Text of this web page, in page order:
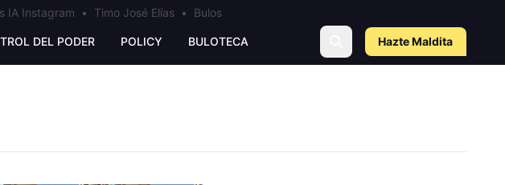
IA Instagram • Timo José Elías• Bulos
DEL PODER POLICY BULOTECA Hazte Maldita